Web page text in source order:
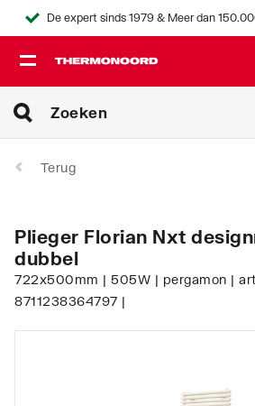
De expert sinds 1979 & Meer dan
Terug
Plieger Florian Nxt
dubbel
722x500mm | 505W | pergamon |
8711238364797 |